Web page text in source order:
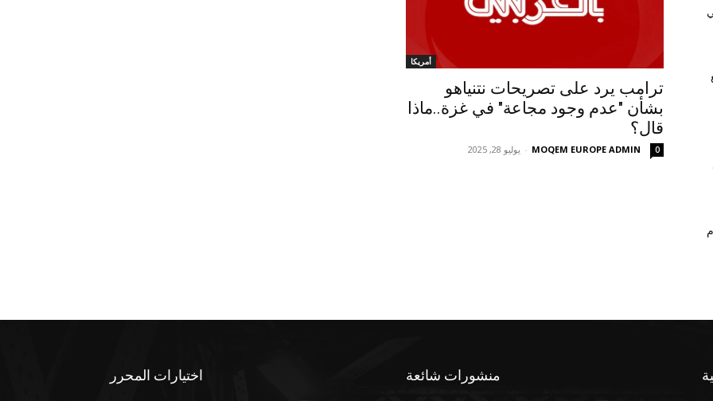
أمريكا
ترامب يرد على تصريحات نتنياهو
بشأن "عدم وجود مجاعة" في غزة..ماذا
قال؟
MOQEM EUROPE ADMIN
- يوليو 28, 2025 0
اختيارات المحرر منشورات شائعة